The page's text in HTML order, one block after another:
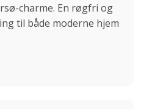
charme. En røgfri og
til både moderne hjem